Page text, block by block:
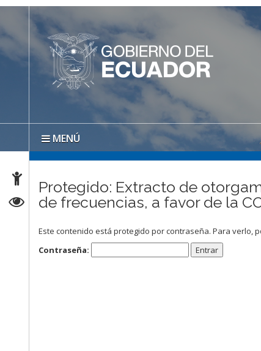
MENÚ
Protegido: Extracto de
de frecuencias, a favor de la
Este contenido está protegido por contraseña. Para verlo,
Contraseña: